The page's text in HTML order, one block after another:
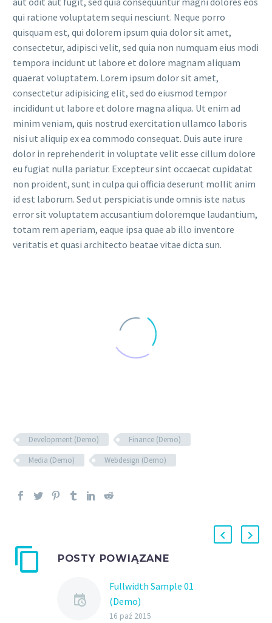
qui ratione voluptatem sequi nesciunt. Neque porro
quisquam est, qui dolorem ipsum quia dolor sit amet,
consectetur, adipisci velit, sed quia non numquam eius modi
tempora incidunt ut labore et dolore magnam aliquam
quaerat voluptatem. Lorem ipsum dolor sit amet,
consectetur adipisicing elit, sed do eiusmod tempor
incididunt ut labore et dolore magna aliqua. Ut enim ad
minim veniam, quis nostrud exercitation ullamco laboris
nisi ut aliquip ex ea commodo consequat. Duis aute irure
dolor in reprehenderit in voluptate velit esse cillum dolore
eu fugiat nulla pariatur. Excepteur sint occaecat cupidatat
non proident, sunt in culpa qui officia deserunt mollit anim
id est laborum. Sed ut perspiciatis unde omnis iste natus
error sit voluptatem accusantium doloremque laudantium,
totam rem aperiam, eaque ipsa quae ab illo inventore
veritatis et quasi architecto beatae vitae dicta sun.
Development (Demo)
Finance (Demo)
Media (Demo)
Webdesign (Demo)
POSTY POWIĄZANE
Fullwidth Sample 01
(Demo)
16 paź 2015